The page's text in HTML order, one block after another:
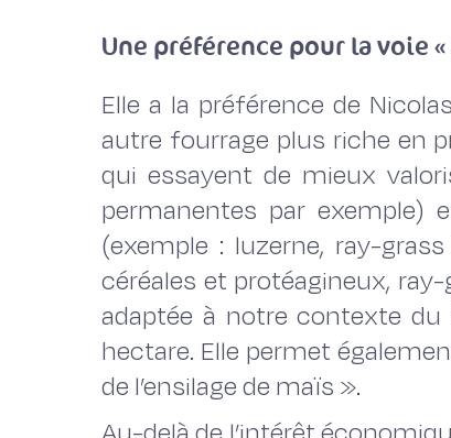
Une préférence pour la voie «
Elle a la préférence de
autre fourrage plus riche en
qui essayent de mieux
permanentes par exemple)
(exemple : luzerne, ray-
céréales et protéagineux,
adaptée à notre contexte
hectare. Elle permet
de l’ensilage de maïs ».